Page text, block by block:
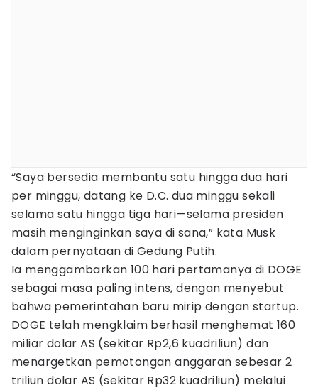
“Saya bersedia membantu satu hingga dua hari
per minggu, datang ke D.C. dua minggu sekali
selama satu hingga tiga hari—selama presiden
masih menginginkan saya di sana,” kata Musk
dalam pernyataan di Gedung Putih.
Ia menggambarkan 100 hari pertamanya di DOGE
sebagai masa paling intens, dengan menyebut
bahwa pemerintahan baru mirip dengan startup.
DOGE telah mengklaim berhasil menghemat 160
miliar dolar AS (sekitar Rp2,6 kuadriliun) dan
menargetkan pemotongan anggaran sebesar 2
triliun dolar AS (sekitar Rp32 kuadriliun) melalui